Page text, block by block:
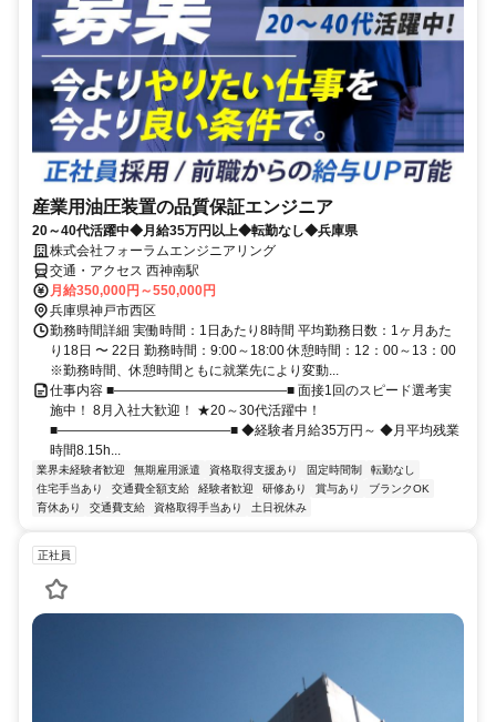
産業用油圧装置の品質保証エンジニア
20～40代活躍中◆月給35万円以上◆転勤なし◆兵庫県
株式会社フォーラムエンジニアリング
交通・アクセス 西神南駅
月給350,000円～550,000円
兵庫県神戸市西区
勤務時間詳細 実働時間：1日あたり8時間 平均勤務日数：1ヶ月あた
り18日 〜 22日 勤務時間：9:00～18:00 休憩時間：12：00～13：00
※勤務時間、休憩時間ともに就業先により変動...
仕事内容 ■―――――――――――――■ 面接1回のスピード選考実
施中！ 8月入社大歓迎！ ★20～30代活躍中！
■―――――――――――――■ ◆経験者月給35万円～ ◆月平均残業
時間8.15h...
業界未経験者歓迎 無期雇用派遣 資格取得支援あり 固定時間制
転勤なし
住宅手当あり
交通費全額支給 経験者歓迎 研修あり 賞与あり
ブランクOK
育休あり
交通費支給 資格取得手当あり 土日祝休み
正社員